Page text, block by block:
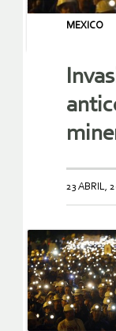
MEXICO
23 ABRIL,